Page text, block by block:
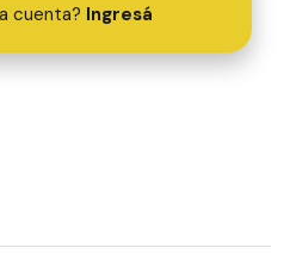
cuenta? Ingresá